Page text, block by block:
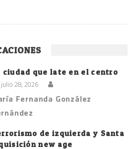
ciudad que late en el centro
julio 28, 2026
Fernanda González
de izquierda y Santa
new age